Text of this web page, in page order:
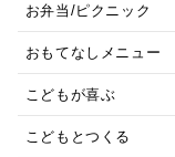
お弁当/ピクニック
おもてなしメニュー
こどもが喜ぶ
こどもとつくる